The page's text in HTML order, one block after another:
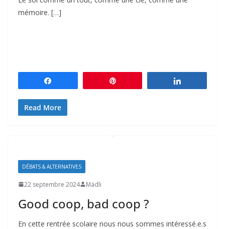
mémoire. […]
Read More
DÉBATS & ALTERNATIVES
22 septembre 2024 Mädli
Good coop, bad coop ?
En cette rentrée scolaire nous nous sommes intéressé.e.s